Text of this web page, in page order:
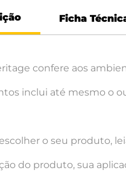
Ficha
confere aos
inclui até mesmo o
o seu produto,
do produto, sua